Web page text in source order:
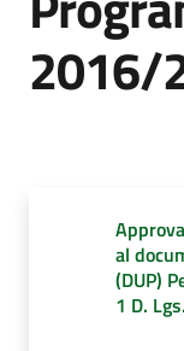
Novità
Servizi
2016/
al
(DUP)
1 D.